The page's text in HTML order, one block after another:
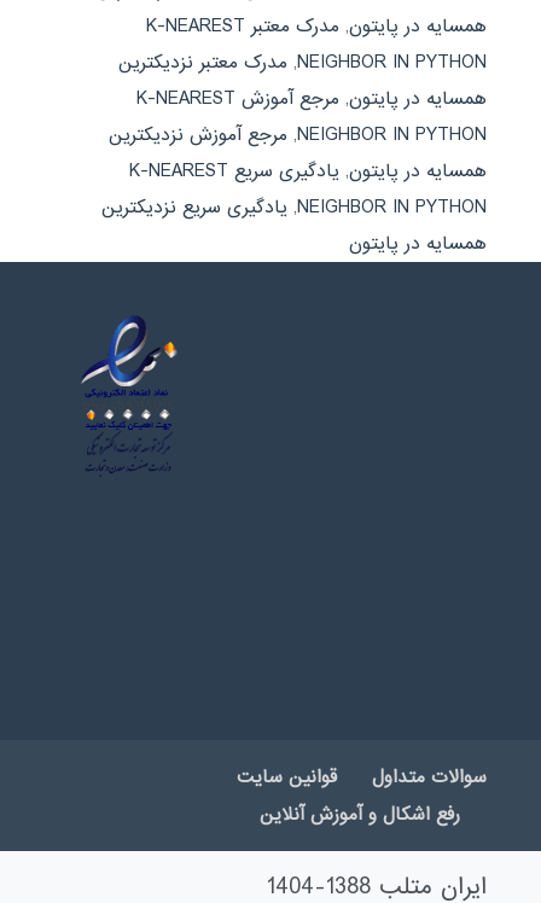
همسایه در پایتون,
مدرک معتبر K-NEAREST
NEIGHBOR IN PYTHON
, مدرک معتبر نزدیکترین
همسایه در پایتون,
مرجع آموزش K-NEAREST
NEIGHBOR IN PYTHON
, مرجع آموزش نزدیکترین
همسایه در پایتون,
یادگیری سریع K-NEAREST
NEIGHBOR IN PYTHON
, یادگیری سریع نزدیکترین
همسایه در پایتون
سوالات متداول
قوانین سایت
رفع اشکال و آموزش آنلاین
ایران متلب 1388-1404